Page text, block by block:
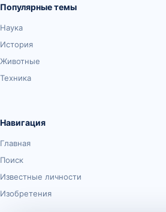
Популярные темы
Наука
История
Животные
Техника
Навигация
Главная
Поиск
Известные личности
Изобретения